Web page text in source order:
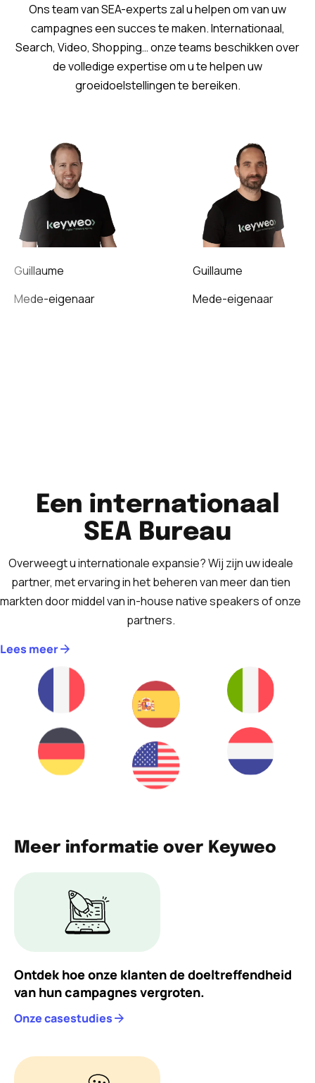
Ons team van SEA-experts zal u helpen om van uw
campagnes een succes te maken. Internationaal,
Search, Video, Shopping… onze teams beschikken over
de volledige expertise om u te helpen uw
groeidoelstellingen te bereiken.
Guillaume
Mede-eigenaar
Guillaume
Mede-eigenaar
Een internationaal
SEA Bureau
Overweegt u internationale expansie? Wij zijn uw ideale
partner, met ervaring in het beheren van meer dan tien
markten door middel van in-house native speakers of onze
partners.
Lees meer
Meer informatie over Keyweo
Ontdek hoe onze klanten de doeltreffendheid
van hun campagnes vergroten.
Onze casestudies